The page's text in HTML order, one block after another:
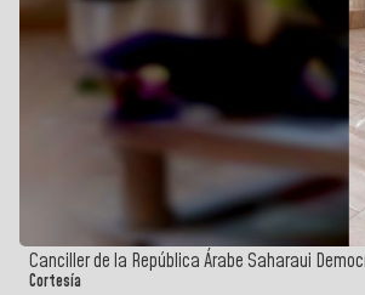
Canciller de la República Árabe Saharaui
Cortesía